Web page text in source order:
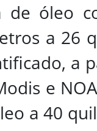
de óleo
a 26
a
e
a 40